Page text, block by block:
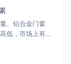
建了一个很好
线覆盖了65个
。铝合金门窗
低，市场上有
为主材的材质